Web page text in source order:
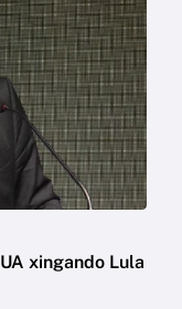
xingando Lula